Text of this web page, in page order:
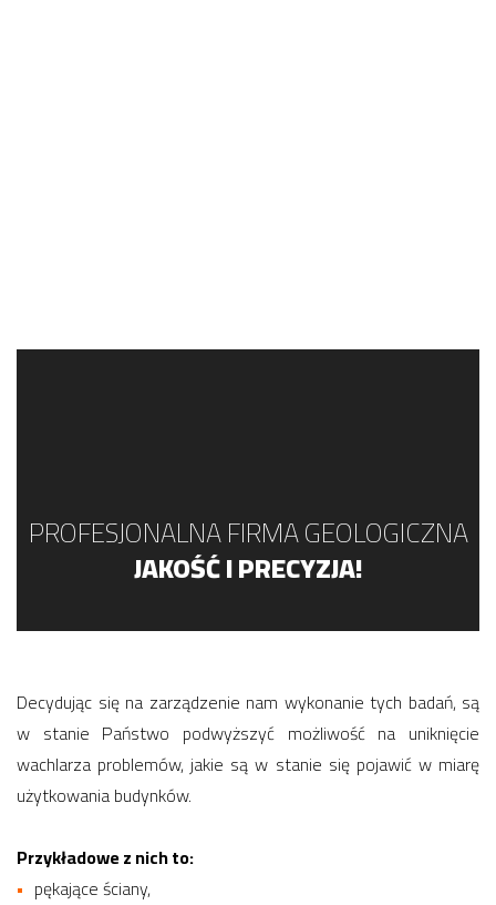
PROFESJONALNA FIRMA GEOLOGICZNA
JAKOŚĆ I PRECYZJA!
Decydując się na zarządzenie nam wykonanie tych badań, są
w stanie Państwo podwyższyć możliwość na uniknięcie
wachlarza problemów, jakie są w stanie się pojawić w miarę
użytkowania budynków.
Przykładowe z nich to:
pękające ściany,